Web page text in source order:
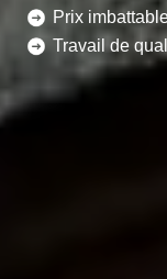
Prix
Travail de